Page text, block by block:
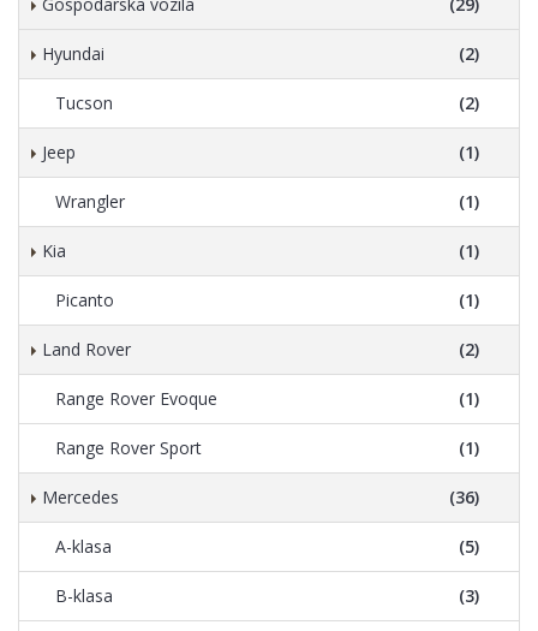
Hyundai (2)
Tucson (2)
Jeep (1)
Wrangler (1)
Kia (1)
Picanto (1)
Land Rover (2)
Range Rover Evoque (1)
Range Rover Sport (1)
Mercedes (36)
A-klasa (5)
B-klasa (3)